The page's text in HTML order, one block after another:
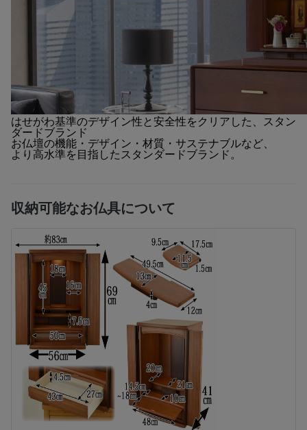
はせがわ基準のデザイン性と安全性をクリアした、スタン
ダードブランド
お仏壇の機能・デザイン・材質・サステナブルなど、
より高水準を目指したスタンダードブランド。
収納可能なお仏具について